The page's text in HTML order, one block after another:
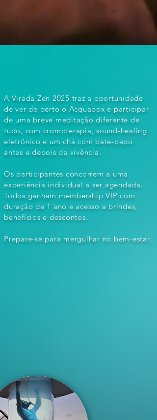
A Virada Zen 2025 traz a oportunidade
de ver de perto o Acquabox e participar
de uma breve meditação diferente de
tudo, com cromoterapia, sound-healing
eletrônico e um chá com bate-papo
antes e depois da vivência.
Os participantes concorrem a uma
experiência individual a ser agendada.
Todos ganham membership VIP com
duração de 1 ano e acesso a brindes,
benefícios e descontos.
Prepare-se para mergulhar no bem-estar.